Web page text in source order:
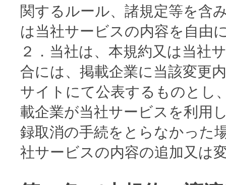
関するルール、諸規定等を含
は当社サービスの内容を自由
２．当社は、本規約又は当社
合には、掲載企業に当該変更
サイトにて公表するものとし
載企業が当社サービスを利用
録取消の手続をとらなかった
社サービスの内容の追加又は